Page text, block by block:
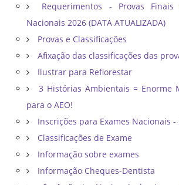
Requerimentos - Provas Finais
Nacionais 2026 (DATA ATUALIZADA)
Provas e Classificações
Afixação das classificações das
Ilustrar para Reflorestar
3 Histórias Ambientais = Enorme
para o AEO!
Inscrições para Exames Nacionais -
Classificações de Exame
Informação sobre exames
Informação Cheques-Dentista